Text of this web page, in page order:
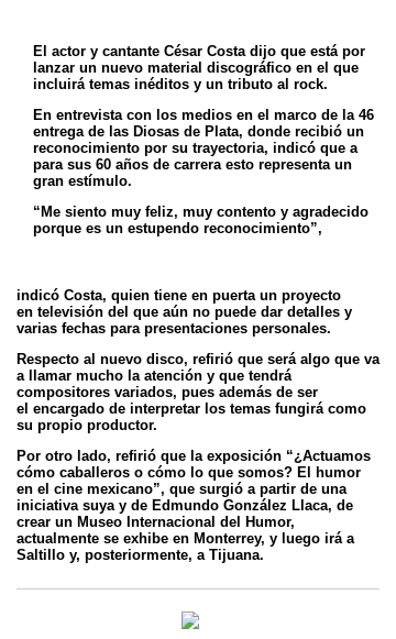
El actor y cantante César Costa dijo que está por
lanzar un nuevo material discográfico en el que
incluirá temas inéditos y un tributo al rock.
En entrevista con los medios en el marco de la 46
entrega de las Diosas de Plata, donde recibió un
reconocimiento por su trayectoria, indicó que a
para sus 60 años de carrera esto representa un
gran estímulo.
“Me siento muy feliz, muy contento y agradecido
porque es un estupendo reconocimiento”,
indicó Costa, quien tiene en puerta un proyecto
en televisión del que aún no puede dar detalles y
varias fechas para presentaciones personales.
Respecto al nuevo disco, refirió que será algo que va
a llamar mucho la atención y que tendrá
compositores variados, pues además de ser
el encargado de interpretar los temas fungirá como
su propio productor.
Por otro lado, refirió que la exposición “¿Actuamos
cómo caballeros o cómo lo que somos? El humor
en el cine mexicano”, que surgió a partir de una
iniciativa suya y de Edmundo González Llaca, de
crear un Museo Internacional del Humor,
actualmente se exhibe en Monterrey, y luego irá a
Saltillo y, posteriormente, a Tijuana.